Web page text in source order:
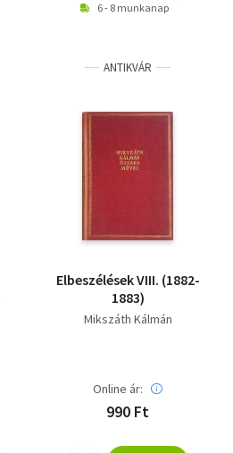
6 - 8 munkanap
ANTIKVÁR
Elbeszélések VIII. (1882-
1883)
Mikszáth Kálmán
Online ár:
990 Ft